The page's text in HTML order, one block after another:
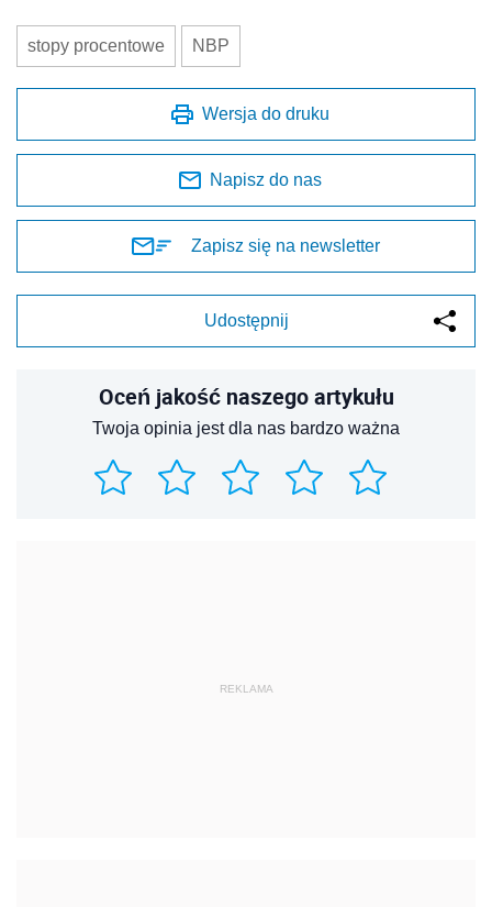
stopy procentowe NBP
Wersja do druku
Napisz do nas
Zapisz się na newsletter
Udostępnij
Oceń jakość naszego artykułu
Twoja opinia jest dla nas bardzo ważna
REKLAMA